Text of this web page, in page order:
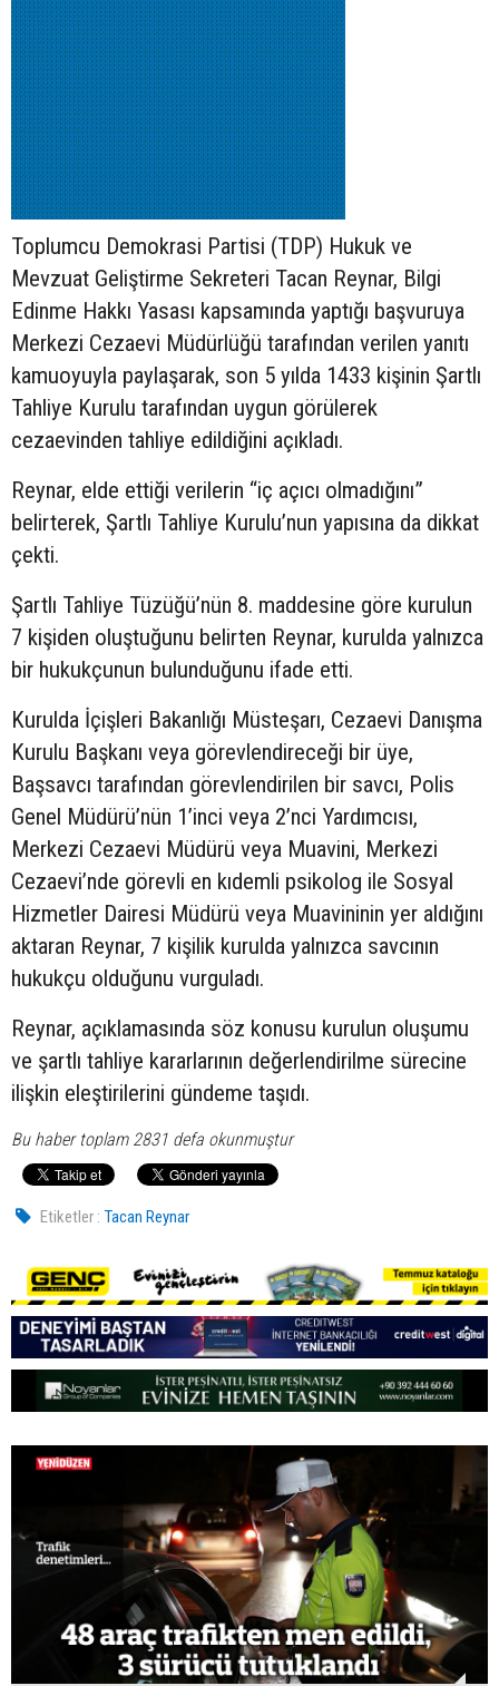
Toplumcu Demokrasi Partisi (TDP) Hukuk ve
Mevzuat Geliştirme Sekreteri Tacan Reynar, Bilgi
Edinme Hakkı Yasası kapsamında yaptığı başvuruya
Merkezi Cezaevi Müdürlüğü tarafından verilen yanıtı
kamuoyuyla paylaşarak, son 5 yılda 1433 kişinin Şartlı
Tahliye Kurulu tarafından uygun görülerek
cezaevinden tahliye edildiğini açıkladı.
Reynar, elde ettiği verilerin “iç açıcı olmadığını”
belirterek, Şartlı Tahliye Kurulu’nun yapısına da dikkat
çekti.
Şartlı Tahliye Tüzüğü’nün 8. maddesine göre kurulun
7 kişiden oluştuğunu belirten Reynar, kurulda yalnızca
bir hukukçunun bulunduğunu ifade etti.
Kurulda İçişleri Bakanlığı Müsteşarı, Cezaevi Danışma
Kurulu Başkanı veya görevlendireceği bir üye,
Başsavcı tarafından görevlendirilen bir savcı, Polis
Genel Müdürü’nün 1’inci veya 2’nci Yardımcısı,
Merkezi Cezaevi Müdürü veya Muavini, Merkezi
Cezaevi’nde görevli en kıdemli psikolog ile Sosyal
Hizmetler Dairesi Müdürü veya Muavininin yer aldığını
aktaran Reynar, 7 kişilik kurulda yalnızca savcının
hukukçu olduğunu vurguladı.
Reynar, açıklamasında söz konusu kurulun oluşumu
ve şartlı tahliye kararlarının değerlendirilme sürecine
ilişkin eleştirilerini gündeme taşıdı.
Bu haber toplam 2831 defa okunmuştur
Etiketler : Tacan Reynar